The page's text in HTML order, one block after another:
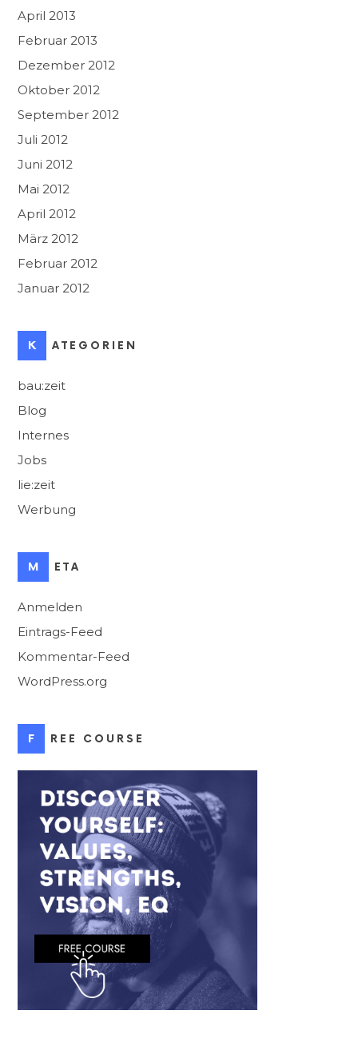
April 2013
Februar 2013
Dezember 2012
Oktober 2012
September 2012
Juli 2012
Juni 2012
Mai 2012
April 2012
März 2012
Februar 2012
Januar 2012
KATEGORIEN
bau:zeit
Blog
Internes
Jobs
lie:zeit
Werbung
META
Anmelden
Eintrags-Feed
Kommentar-Feed
WordPress.org
FREE COURSE